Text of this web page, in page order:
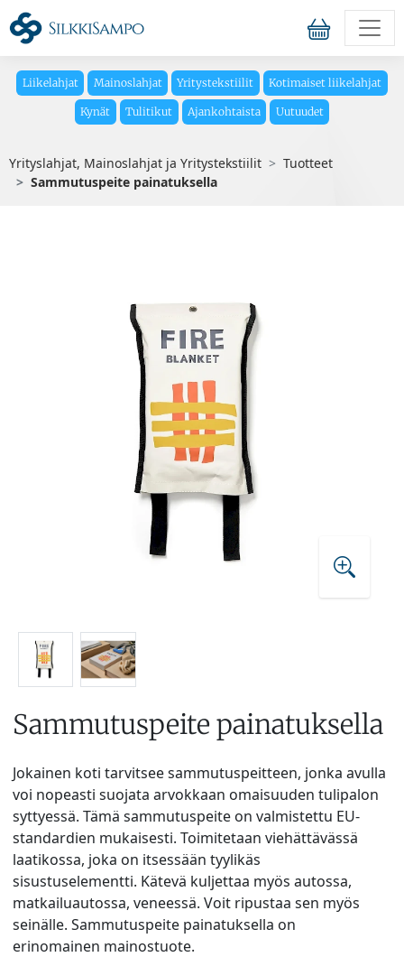
Liikelahjat Mainoslahjat Yritystekstiilit Kotimaiset liikelahjat
Kynät Tulitikut Ajankohtaista Uutuudet
Yrityslahjat, Mainoslahjat ja Yritystekstiilit
Tuotteet
Sammutuspeite painatuksella
Sammutuspeite painatuksella
Jokainen koti tarvitsee sammutuspeitteen, jonka avulla
voi nopeasti suojata arvokkaan omaisuuden tulipalon
syttyessä. Tämä sammutuspeite on valmistettu EU-
standardien mukaisesti. Toimitetaan viehättävässä
laatikossa, joka on itsessään tyylikäs
sisustuselementti. Kätevä kuljettaa myös autossa,
matkailuautossa, veneessä. Voit ripustaa sen myös
seinälle. Sammutuspeite painatuksella on
erinomainen mainostuote.